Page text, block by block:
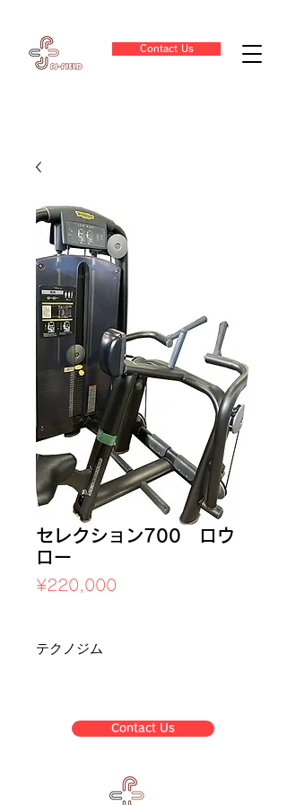
Contact Us
セレクション700 ロウ
ロー
¥220,000
テクノジム
Contact Us